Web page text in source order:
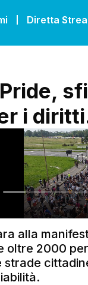
Diretta
i
alla
oltre 2000
strade